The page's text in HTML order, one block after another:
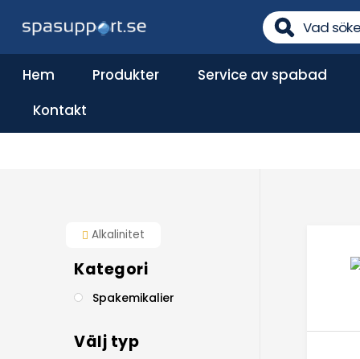
content
Hem Produkter Service av spabad
Kontakt
Alkalinitet
Kategori
Spakemikalier
Välj typ